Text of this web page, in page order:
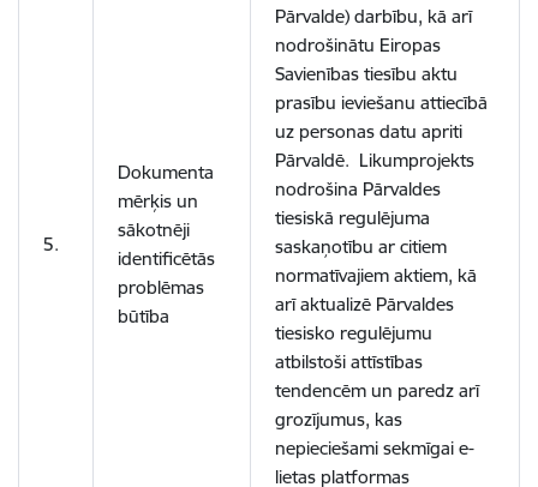
5.
Dokumenta
mērķis un
sākotnēji
identificētās
problēmas
būtība
Pārvalde) darbību, kā arī
nodrošinātu Eiropas
Savienības tiesību aktu
prasību ieviešanu attiecībā
uz personas datu apriti
Pārvaldē. Likumprojekts
nodrošina Pārvaldes
tiesiskā regulējuma
saskaņotību ar citiem
normatīvajiem aktiem, kā
arī aktualizē Pārvaldes
tiesisko regulējumu
atbilstoši attīstības
tendencēm un paredz arī
grozījumus, kas
nepieciešami sekmīgai e-
lietas platformas